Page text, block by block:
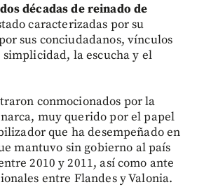
décadas de reinado de
caracterizadas por su
sus conciudadanos, vínculos
la escucha y el
conmocionados por la
muy querido por el papel
que ha desempeñado en
mantuvo sin gobierno al país
2010 y 2011, así como ante
entre Flandes y Valonia.